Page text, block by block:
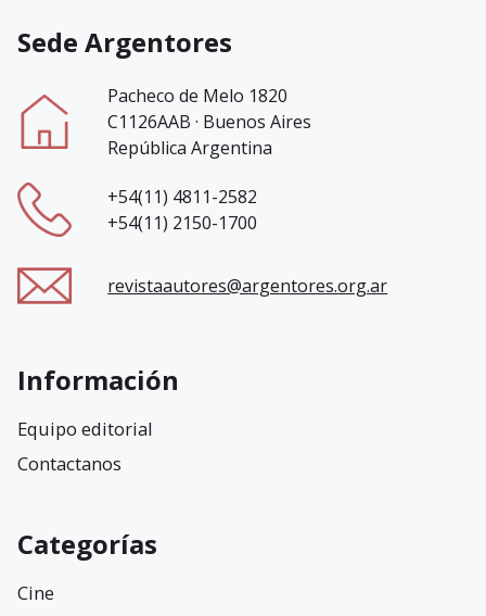
Sede Argentores
Pacheco de Melo 1820
C1126AAB · Buenos Aires
República Argentina
+54(11) 4811-2582
+54(11) 2150-1700
revistaautores@argentores.org.ar
Información
Equipo editorial
Contactanos
Categorías
Cine